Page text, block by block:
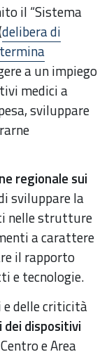
il “Sistema
delibera di
a un impiego
medici a
sviluppare
regionale sui
sviluppare la
nelle strutture
a carattere
il rapporto
e tecnologie.
e delle criticità
dei dispositivi
e Area